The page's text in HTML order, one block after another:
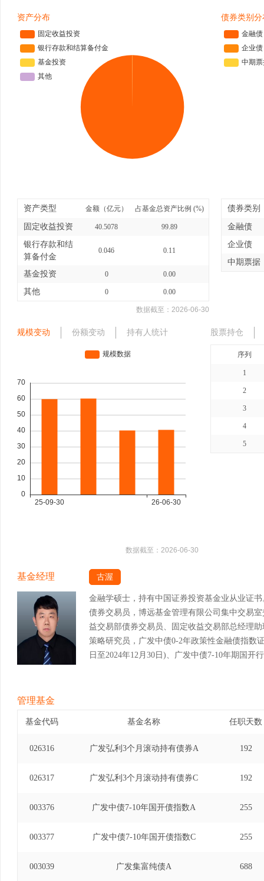
资产分布
资产类型 金额（亿元） 占基金总资产比例 (%)
固定收益投资 40.5078 99.89
银行存款和结
算备付金
0.046 0.11
基金投资 0 0.00
其他 0 0.00
数据截至： 2026-06-30
债券类别分
债券类别
金融债
企业债
中期票据
规模变动 份额变动 持有人统计
数据截至： 2026-06-30
股票持仓
序列
1
2
3
4
5
基金经理 古渥
金融学硕士，持有中国证券投资基金业从业证
债券交易员，博远基金管理有限公司集中交易
益交易部债券交易员、固定收益交易部总经理
策略研究员，广发中债0-2年政策性金融债指数
日至2024年12月30日)、广发中债7-10年期国开
管理基金
基金代码 基金名称 任职天数
026316 广发弘利3个月滚动持有债券A 192
026317 广发弘利3个月滚动持有债券C 192
003376 广发中债7-10年国开债指数A 255
003377 广发中债7-10年国开债指数C 255
003039 广发集富纯债A 688